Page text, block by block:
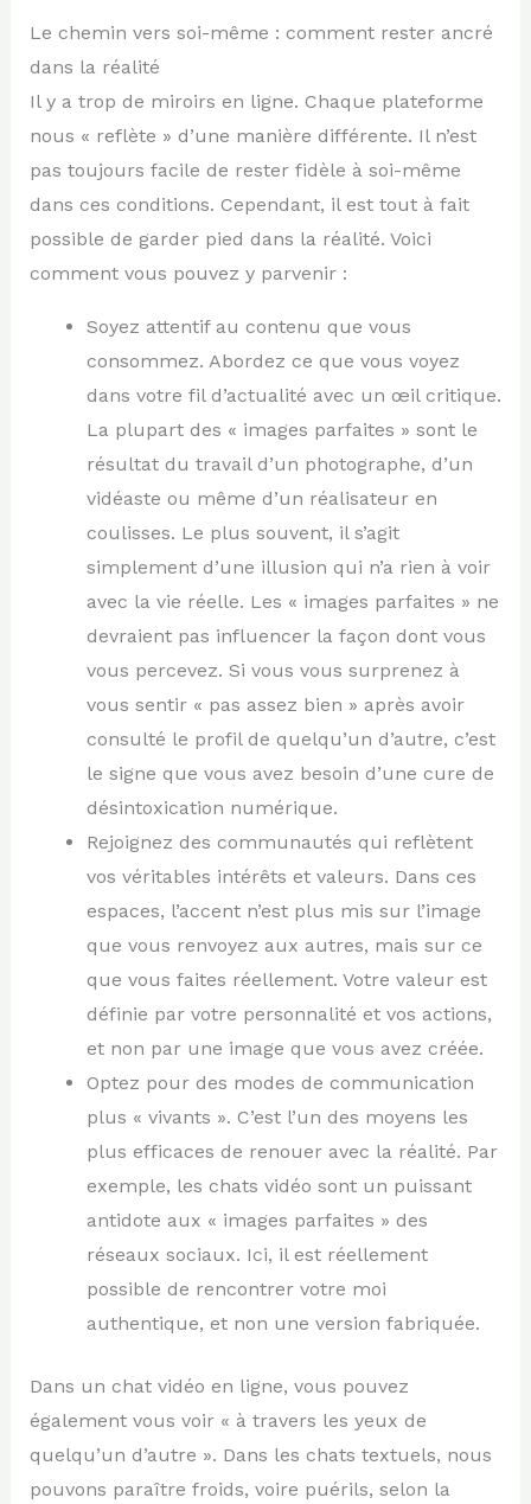
Le chemin vers soi-même : comment rester ancré
dans la réalité
Il y a trop de miroirs en ligne. Chaque plateforme
nous « reflète » d’une manière différente. Il n’est
pas toujours facile de rester fidèle à soi-même
dans ces conditions. Cependant, il est tout à fait
possible de garder pied dans la réalité. Voici
comment vous pouvez y parvenir :
Soyez attentif au contenu que vous
consommez. Abordez ce que vous voyez
dans votre fil d’actualité avec un œil critique.
La plupart des « images parfaites » sont le
résultat du travail d’un photographe, d’un
vidéaste ou même d’un réalisateur en
coulisses. Le plus souvent, il s’agit
simplement d’une illusion qui n’a rien à voir
avec la vie réelle. Les « images parfaites » ne
devraient pas influencer la façon dont vous
vous percevez. Si vous vous surprenez à
vous sentir « pas assez bien » après avoir
consulté le profil de quelqu’un d’autre, c’est
le signe que vous avez besoin d’une cure de
désintoxication numérique.
Rejoignez des communautés qui reflètent
vos véritables intérêts et valeurs. Dans ces
espaces, l’accent n’est plus mis sur l’image
que vous renvoyez aux autres, mais sur ce
que vous faites réellement. Votre valeur est
définie par votre personnalité et vos actions,
et non par une image que vous avez créée.
Optez pour des modes de communication
plus « vivants ». C’est l’un des moyens les
plus efficaces de renouer avec la réalité. Par
exemple, les chats vidéo sont un puissant
antidote aux « images parfaites » des
réseaux sociaux. Ici, il est réellement
possible de rencontrer votre moi
authentique, et non une version fabriquée.
Dans un chat vidéo en ligne, vous pouvez
également vous voir « à travers les yeux de
quelqu’un d’autre ». Dans les chats textuels, nous
pouvons paraître froids, voire puérils, selon la